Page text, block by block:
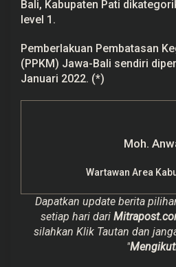
Bali, Kabupaten Pati
level 1.
Pemberlakuan Pembatasan
(PPKM) Jawa-Bali sendiri
Januari 2022. (*)
Moh.
Wartawan Area
Dapatkan update berita
setiap hari dari
silahkan Klik Tautan dan
"